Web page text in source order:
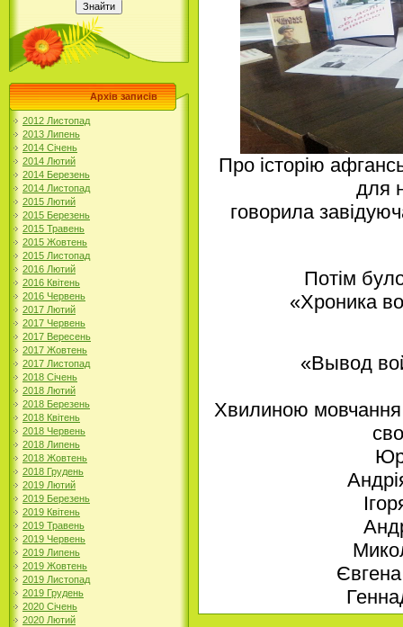
Архів записів
2012 Листопад
2013 Липень
2014 Січень
2014 Лютий
2014 Березень
2014 Листопад
2015 Лютий
2015 Березень
2015 Травень
2015 Жовтень
2015 Листопад
2016 Лютий
2016 Квітень
2016 Червень
2017 Лютий
2017 Червень
2017 Вересень
2017 Жовтень
2017 Листопад
2018 Січень
2018 Лютий
2018 Березень
2018 Квітень
2018 Червень
2018 Липень
2018 Жовтень
2018 Грудень
2019 Лютий
2019 Березень
2019 Квітень
2019 Травень
2019 Червень
2019 Липень
2019 Жовтень
2019 Листопад
2019 Грудень
2020 Січень
2020 Лютий
Про історію
для
говорила
Потім
«Хроника
«Вывод
Хвилиною мовчання